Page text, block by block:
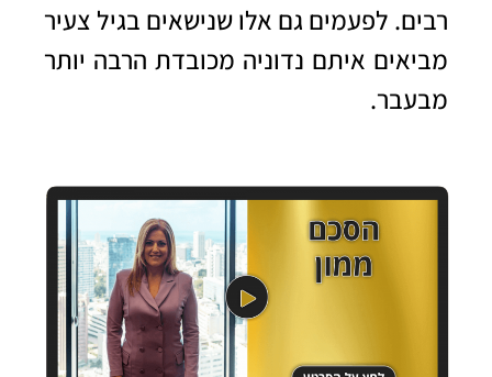
רבים. לפעמים גם אלו שנישאים בגיל צעיר
מביאים איתם נדוניה מכובדת הרבה יותר
מבעבר.